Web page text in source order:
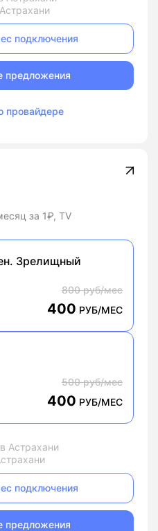
подключения
предложения
провайдере
за 1₽, TV
Зрелищный
800 руб/мес
400 РУБ/МЕС
500 руб/мес
400 РУБ/МЕС
Астрахани
подключения
предложения